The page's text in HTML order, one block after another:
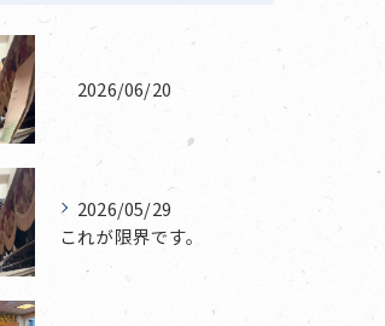
2026/06/20
2026/05/29
これが限界です。